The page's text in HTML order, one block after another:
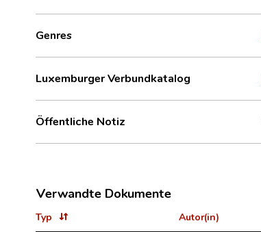
Genres
Luxemburger Verbundkatalog
Öffentliche Notiz
Verwandte Dokumente
Typ Autor(in)